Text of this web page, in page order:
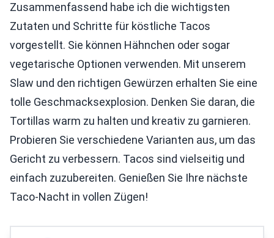
Zusammenfassend habe ich die wichtigsten
Zutaten und Schritte für köstliche Tacos
vorgestellt. Sie können Hähnchen oder sogar
vegetarische Optionen verwenden. Mit unserem
Slaw und den richtigen Gewürzen erhalten Sie eine
tolle Geschmacksexplosion. Denken Sie daran, die
Tortillas warm zu halten und kreativ zu garnieren.
Probieren Sie verschiedene Varianten aus, um das
Gericht zu verbessern. Tacos sind vielseitig und
einfach zuzubereiten. Genießen Sie Ihre nächste
Taco-Nacht in vollen Zügen!